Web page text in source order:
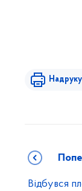
Відбувся